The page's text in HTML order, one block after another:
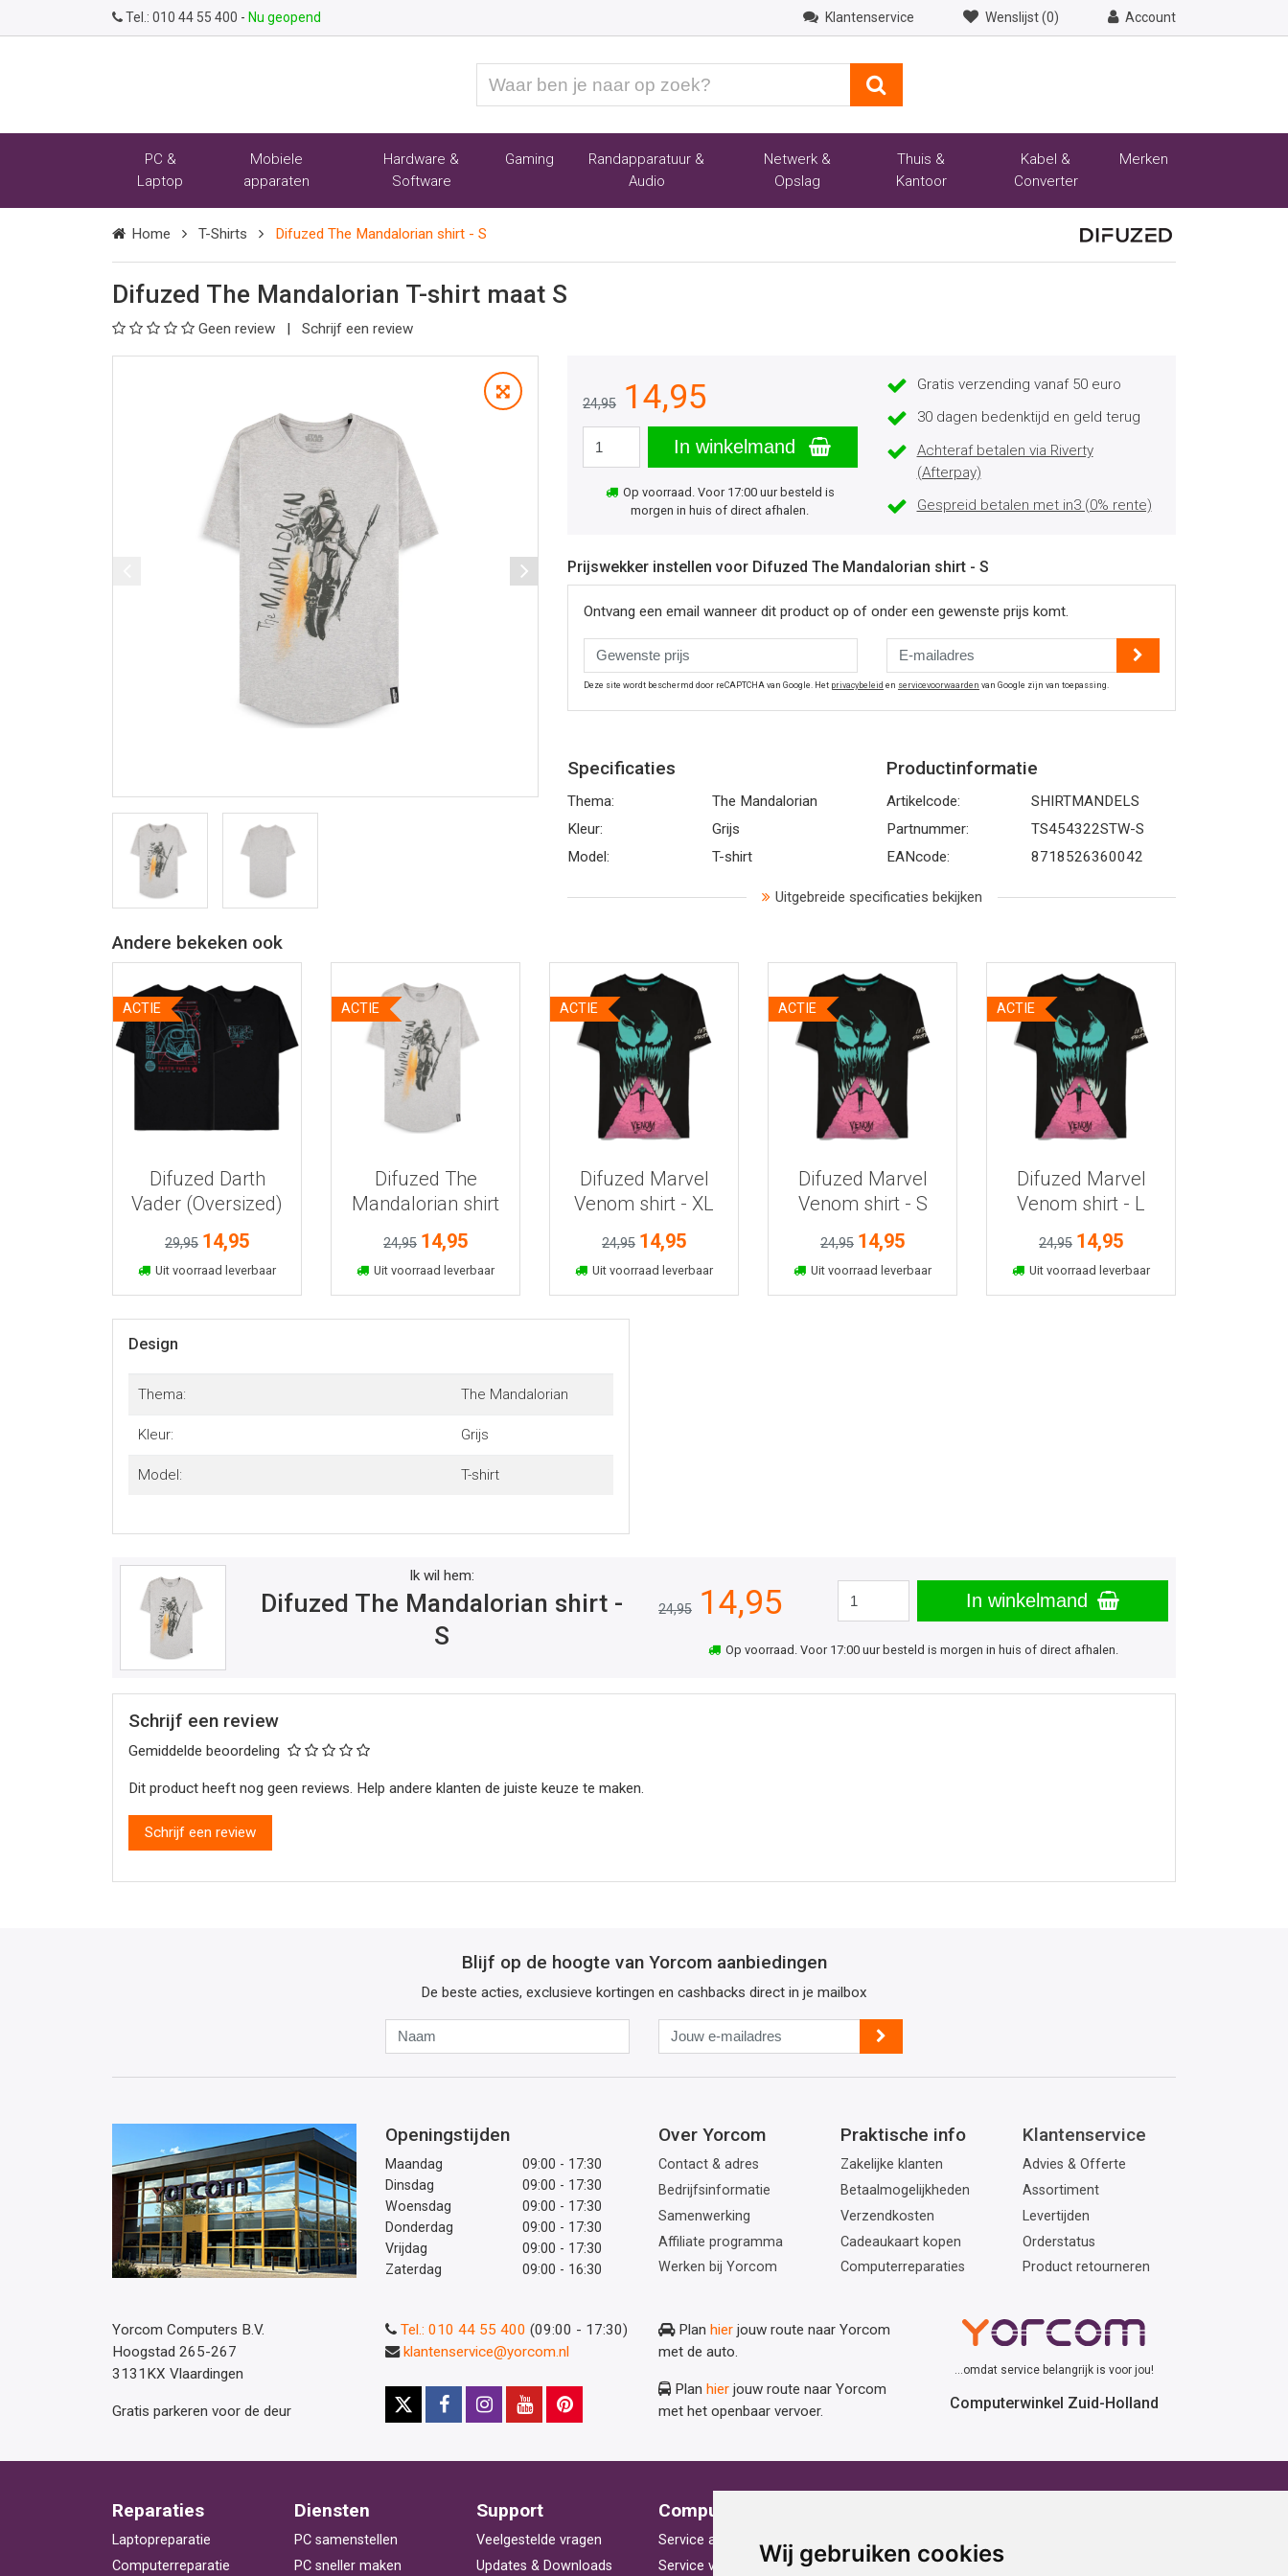
Wij gebruiken cookies
Tel.: 010 44 55 400 - Nu geopend Klantenservice Wenslijst (0) Account
ben
naar
PC &
Laptop
Mobiele
apparaten
Hardware &
Software
Gaming
Randapparatuur &
Audio
Netwerk &
Opslag
Thuis &
Kantoor
Kabel &
Converter
Merken
Home T-Shirts Difuzed The Mandalorian shirt - S
Difuzed The Mandalorian T-shirt maat S
Geen review Schrijf een review
24,95 14,95
In winkelmand
Op voorraad. Voor 17:00 uur besteld is
morgen in huis of direct afhalen.
Gratis verzending vanaf 50 euro
30 dagen bedenktijd en geld terug
Achteraf betalen via Riverty
(Afterpay)
Gespreid betalen met in3 (0% rente)
Prijswekker instellen voor Difuzed The Mandalorian shirt - S
Ontvang een email wanneer dit product op of onder een gewenste prijs komt.
Deze site wordt beschermd door reCAPTCHA van Google. Het privacybeleid en servicevoorwaarden van Google zijn van toepassing.
Specificaties
Thema:
The Mandalorian
Kleur:
Grijs
Model:
T-shirt
Productinformatie
Artikelcode:
SHIRTMANDELS
Partnummer:
TS454322STW-S
EANcode:
8718526360042
Uitgebreide specificaties bekijken
Andere bekeken ook
Bekijk meer informatie
Difuzed Darth
Vader (Oversized)
shirt - XL
29,95 14,95
Uit voorraad leverbaar
In winkelmand
ACTIE
Bekijk meer informatie
Difuzed The
Mandalorian shirt
- L
24,95 14,95
Uit voorraad leverbaar
In winkelmand
ACTIE
Bekijk meer informatie
Difuzed Marvel
Venom shirt - XL
24,95 14,95
Uit voorraad leverbaar
In winkelmand
ACTIE
Bekijk meer informatie
Difuzed Marvel
Venom shirt - S
24,95 14,95
Uit voorraad leverbaar
In winkelmand
ACTIE
Bekijk meer informatie
Difuzed Marvel
Venom shirt - L
24,95 14,95
Uit voorraad leverbaar
In winkelmand
ACTIE
Design
Thema: The Mandalorian
Kleur: Grijs
Model: T-shirt
Ik wil hem:
Difuzed The Mandalorian shirt -
S
24,95 14,95 In winkelmand
Op voorraad. Voor 17:00 uur besteld is morgen in huis of direct afhalen.
Schrijf een review
Gemiddelde beoordeling
Dit product heeft nog geen reviews. Help andere klanten de juiste keuze te maken.
Schrijf een review
Blijf op de hoogte van Yorcom aanbiedingen
De beste acties, exclusieve kortingen en cashbacks direct in je mailbox
Jouw
e-
mailadres
Openingstijden
Maandag
09:00 - 17:30
Dinsdag
09:00 - 17:30
Woensdag
09:00 - 17:30
Donderdag
09:00 - 17:30
Vrijdag
09:00 - 17:30
Zaterdag
09:00 - 16:30
Over Yorcom
Contact & adres
Bedrijfsinformatie
Samenwerking
Affiliate programma
Werken bij Yorcom
Praktische info
Zakelijke klanten
Betaalmogelijkheden
Verzendkosten
Cadeaukaart kopen
Computerreparaties
Klantenservice
Advies & Offerte
Assortiment
Levertijden
Orderstatus
Product retourneren
Yorcom Computers B.V.
Hoogstad 265-267
3131KX Vlaardingen
Gratis parkeren voor de deur
Plan hier jouw route naar Yorcom
met de auto.
Plan hier jouw route naar Yorcom
met het openbaar vervoer.
Tel.: 010 44 55 400 (09:00 - 17:30)
klantenservice@yorcom.nl
...omdat service belangrijk is voor jou!
Computerwinkel Zuid-Holland
Reparaties
Laptopreparatie
Computerreparatie
Diensten
PC samenstellen
PC sneller maken
Support
Veelgestelde vragen
Updates & Downloads
Computerhulp
Service aan huis
Service voor bedrijven
Statafel huren
Laptop huren